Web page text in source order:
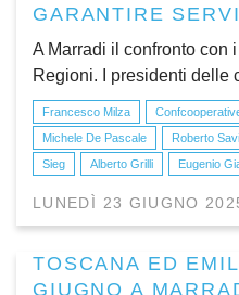
GARANTIRE
A Marradi il confronto con
Regioni. I presidenti delle
Francesco Milza
Michele De Pascale
Roberto
Sieg
Alberto Grilli Eugenio
LUNEDÌ 23 GIUGNO
TOSCANA ED
GIUGNO A